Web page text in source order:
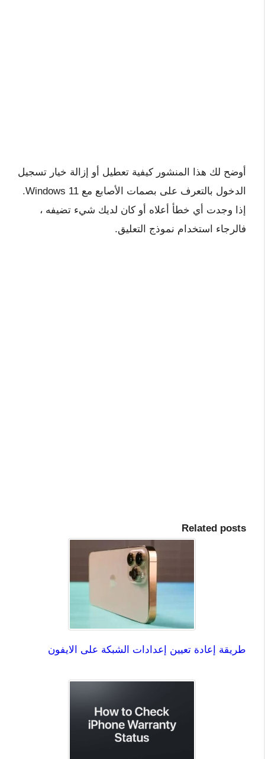
أوضح لك هذا المنشور كيفية تعطيل أو إزالة خيار تسجيل
الدخول بالتعرف على بصمات الأصابع مع Windows 11.
إذا وجدت أي خطأ أعلاه أو كان لديك شيء تضيفه ،
فالرجاء استخدام نموذج التعليق.
Related posts
طريقة إعادة تعيين إعدادات الشبكة على الايفون